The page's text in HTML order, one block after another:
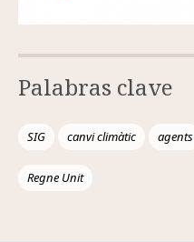
Palabras clave
SIG canvi climàtic agents
Regne Unit